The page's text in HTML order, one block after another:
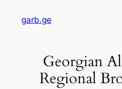
garb.ge
Georgian
Regional